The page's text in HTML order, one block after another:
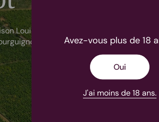
Avez-vous plus de 18
Oui
J'ai moins de 18 ans.
Louis Jadot a pour mission de se
des grands crus aux